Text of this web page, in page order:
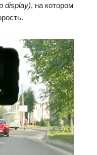
display), на котором